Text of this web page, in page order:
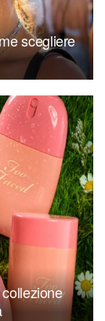
scegliere